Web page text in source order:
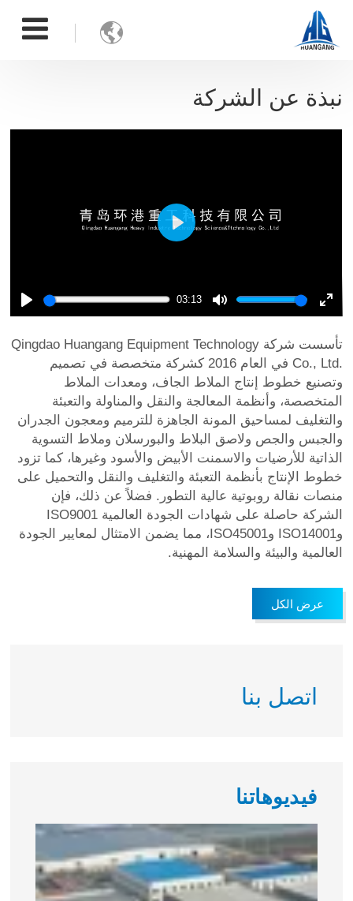

نبذة عن الشركة
Play
03:13
Mute
Play
تأسست شركةQingdao Huangang Equipment Technology
Co., Ltd.
في العام 2016 كشركة متخصصة في تصميم
وتصنيع خطوط إنتاج الملاط الجاف، ومعدات الملاط
المتخصصة، وأنظمة المعالجة والنقل والمناولة والتعبئة
والتغليف لمساحيق المونة الجاهزة للترميم ومعجون الجدران
والجبس والجص ولاصق البلاط والبورسلان وملاط التسوية
الذاتية للأرضيات والاسمنت الأبيض والأسود وغيرها، كما تزود
خطوط الإنتاج بأنظمة التعبئة والتغليف والنقل والتحميل على
منصات نقالة روبوتية عالية التطور. فضلاً عن ذلك، فإن
الشركة حاصلة على شهادات الجودة العالمية ISO9001
وISO14001 وISO45001، مما يضمن الامتثال لمعايير الجودة
العالمية والبيئة والسلامة المهنية.
عرض الكل
اتصل بنا
فيديوهاتنا